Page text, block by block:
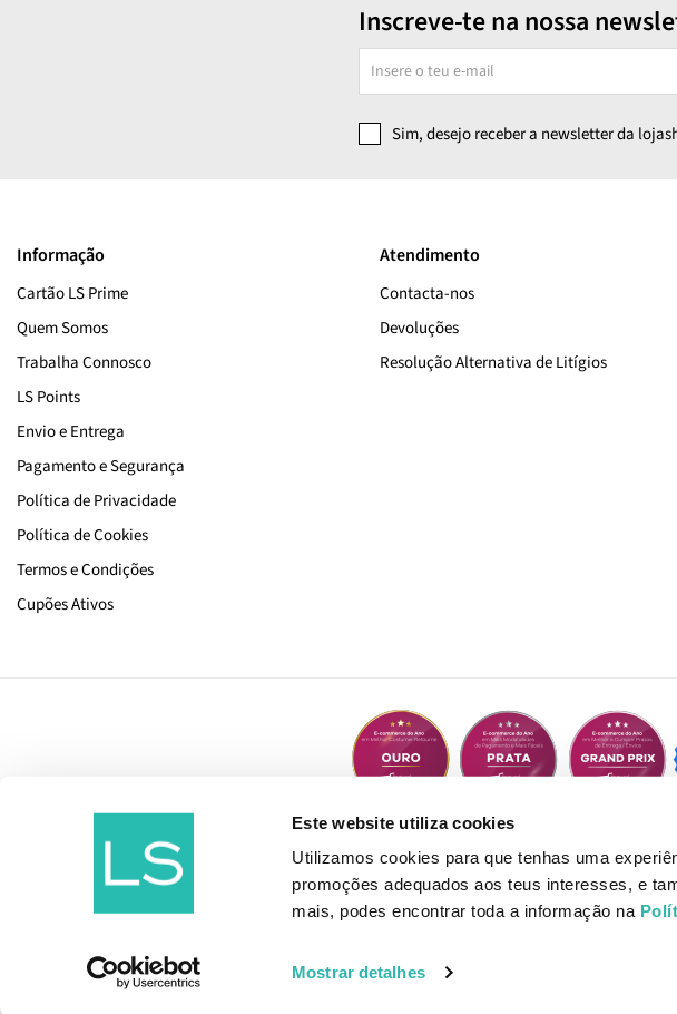
Este website utiliza cookies
Utilizamos cookies para que tenhas uma
promoções adequados aos teus interesses, e
mais, podes encontrar toda a informação na
Mostrar detalhes
Inscreve-te na nossa
Sim, desejo receber a newsletter da
Informação
Cartão LS Prime
Quem Somos
Trabalha Connosco
LS Points
Envio e Entrega
Pagamento e Segurança
Política de Privacidade
Política de Cookies
Termos e Condições
Cupões Ativos
Atendimento
Contacta-nos
Devoluções
Resolução Alternativa de Litígios